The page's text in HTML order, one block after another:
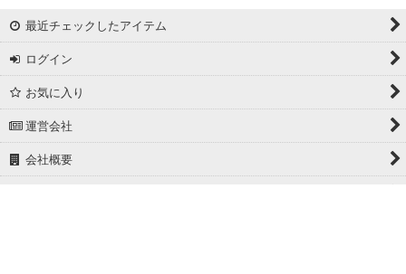
最近チェックしたアイテム
ログイン
お気に入り
運営会社
会社概要